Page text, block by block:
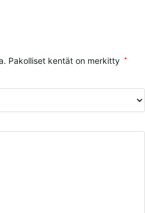
Pakolliset kentät on merkitty *